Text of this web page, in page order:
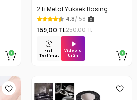
2 Li Metal Yüksek Basınç
Yağmurlamalı Hortum Ucu
4.8/ 58
159,00 TL250,00 TL
Hızlı
Teslimat
Videolu
Ürün